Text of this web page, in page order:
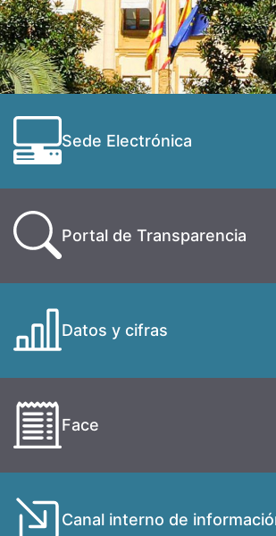
Sede Electrónica
Portal de Transparencia
Datos y cifras
Face
Canal interno de